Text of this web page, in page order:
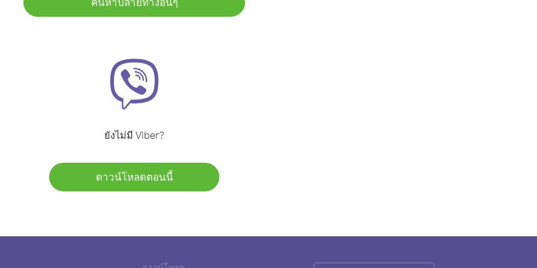
ยังไม่มี Viber?
ดาวน์โหลดตอนนี้